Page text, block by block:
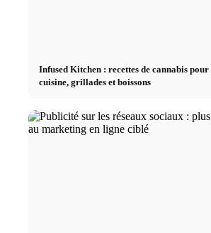
Infused Kitchen : recettes de cannabis
cuisine, grillades et boissons